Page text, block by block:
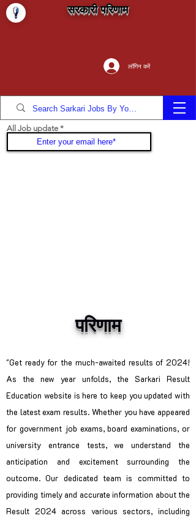
सरकारी परिणाम
लॉगिन करें
All Job update
परिणाम
"Get ready for the much-awaited results of 2024!
As the new year unfolds, the Sarkari Result
Education website is here to keep you updated with
the latest exam results. Whether you have appeared
for government job exams, board examinations, or
university entrance tests, we understand the
anticipation and excitement surrounding the
outcome. Our dedicated team is committed to
providing timely and accurate information about the
Result 2024 across various sectors, including